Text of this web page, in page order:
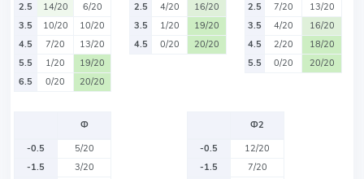
2.5
14/20
6/20
3.5
10/20
10/20
4.5
7/20
13/20
5.5
1/20
19/20
6.5
0/20 20/20
2.5
4/20
16/20
3.5
1/20
19/20
4.5
0/20 20/20
2.5
7/20
13/20
3.5
4/20
16/20
4.5
2/20
18/20
5.5
0/20 20/20
Ф
-0.5
5/20
-1.5
3/20
Ф2
-0.5
12/20
-1.5
7/20